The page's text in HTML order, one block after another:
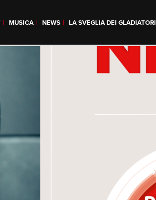
MUSICA NEWS LA SVEGLIA DEI GLADIATORI